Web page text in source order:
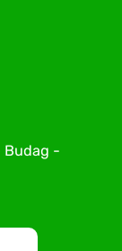
Budag -